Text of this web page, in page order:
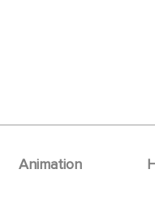
Animation